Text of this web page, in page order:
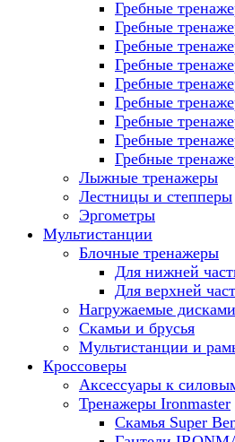
Гребные
Гребные
Гребные
Гребные
Гребные
Гребные
Гребные
Гребные
Гребные
Лыжные тренажеры
Лестницы и степперы
Эргометры
Мультистанции
Блочные тренажеры
Для нижней
Для верхней
Нагружаемые дисками
Скамьи и брусья
Мультистанции и
Кроссоверы
Аксессуары к
Тренажеры Ironmaster
Скамья Super